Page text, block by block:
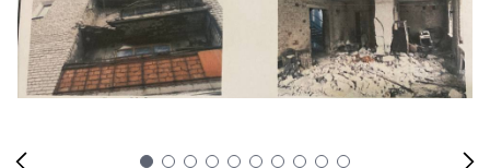
договором
ВІДПОВІДАЛЬНІСТЮ "СЕВЕНТІ ФАЙВ
ІНЖИНІРИНГ"